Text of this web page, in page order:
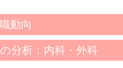
動向
分析：内科・外科